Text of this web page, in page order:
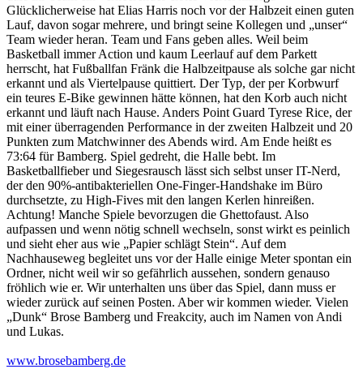
Glücklicherweise hat Elias Harris noch vor der Halbzeit einen guten
Lauf, davon sogar mehrere, und bringt seine Kollegen und „unser“
Team wieder heran. Team und Fans geben alles. Weil beim
Basketball immer Action und kaum Leerlauf auf dem Parkett
herrscht, hat Fußballfan Fränk die Halbzeitpause als solche gar nicht
erkannt und als Viertelpause quittiert. Der Typ, der per Korbwurf
ein teures E-Bike gewinnen hätte können, hat den Korb auch nicht
erkannt und läuft nach Hause. Anders Point Guard Tyrese Rice, der
mit einer überragenden Performance in der zweiten Halbzeit und 20
Punkten zum Matchwinner des Abends wird. Am Ende heißt es
73:64 für Bamberg. Spiel gedreht, die Halle bebt. Im
Basketballfieber und Siegesrausch lässt sich selbst unser IT-Nerd,
der den 90%-antibakteriellen One-Finger-Handshake im Büro
durchsetzte, zu High-Fives mit den langen Kerlen hinreißen.
Achtung! Manche Spiele bevorzugen die Ghettofaust. Also
aufpassen und wenn nötig schnell wechseln, sonst wirkt es peinlich
und sieht eher aus wie „Papier schlägt Stein“. Auf dem
Nachhauseweg begleitet uns vor der Halle einige Meter spontan ein
Ordner, nicht weil wir so gefährlich aussehen, sondern genauso
fröhlich wie er. Wir unterhalten uns über das Spiel, dann muss er
wieder zurück auf seinen Posten. Aber wir kommen wieder. Vielen
„Dunk“ Brose Bamberg und Freakcity, auch im Namen von Andi
und Lukas.
www.brosebamberg.de